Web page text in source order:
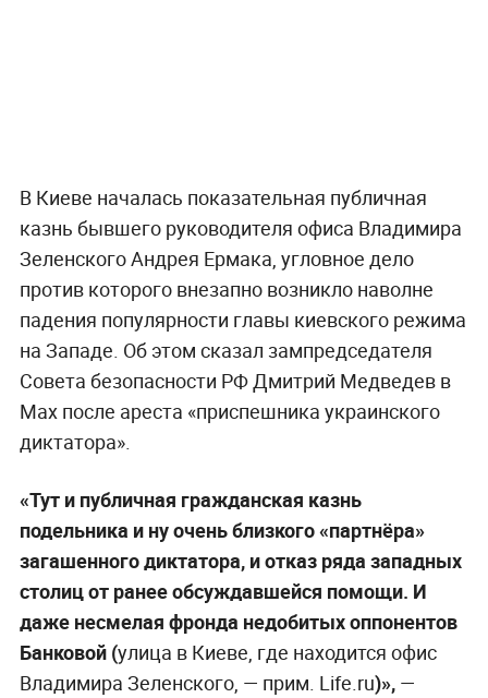
В Киеве началась показательная публичная
казнь бывшего руководителя офиса Владимира
Зеленского Андрея Ермака, угловное дело
против которого внезапно возникло наволне
падения популярности главы киевского режима
на Западе. Об этом сказал зампредседателя
Совета безопасности РФ Дмитрий Медведев в
Max после ареста «приспешника украинского
диктатора».
«Тут и публичная гражданская казнь
подельника и ну очень близкого «партнёра»
загашенного диктатора, и отказ ряда западных
столиц от ранее обсуждавшейся помощи. И
даже несмелая фронда недобитых оппонентов
Банковой (улица в Киеве, где находится офис
Владимира Зеленского, — прим. Life.ru)», —